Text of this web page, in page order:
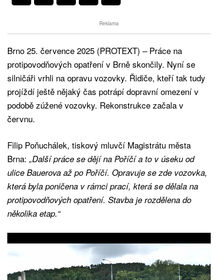
Reklama
Brno 25. července 2025 (PROTEXT) – Práce na
protipovodňových opatření v Brně skončily. Nyní se
silničáři vrhli na opravu vozovky. Řidiče, kteří tak tudy
projíždí ještě nějaký čas potrápí dopravní omezení v
podobě zúžené vozovky. Rekonstrukce začala v
červnu.
Filip Poňuchálek, tiskový mluvčí Magistrátu města
Brna: „Další práce se dějí na Poříčí a to v úseku od
ulice Bauerova až po Poříčí. Opravuje se zde vozovka,
která byla poničena v rámci prací, která se dělala na
protipovodňových opatření. Stavba je rozdělena do
několika etap.“